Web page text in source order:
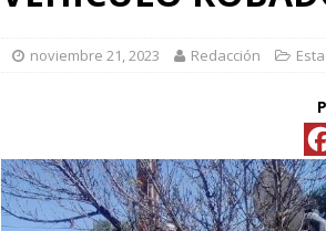
Y
CONVENCIONAL
[ abril 15, 2026 ]
noviembre 21, 2023 Redacción